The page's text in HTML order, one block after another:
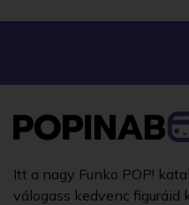
Itt a nagy Funko POP!
válogass kedvenc figuráid